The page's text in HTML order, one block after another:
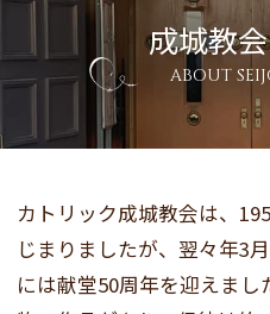
成城教
ABOUT
カトリック成城教会は、
じまりましたが、翌々年3
には献堂50周年を迎えま